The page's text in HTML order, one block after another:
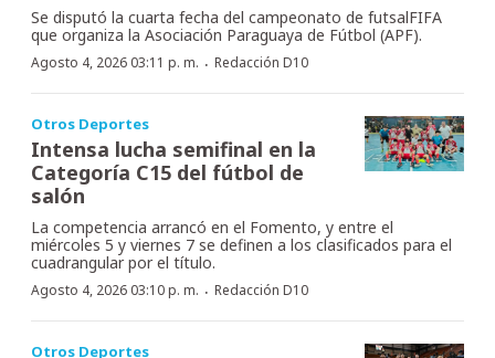
Se disputó la cuarta fecha del campeonato de futsalFIFA
que organiza la Asociación Paraguaya de Fútbol (APF).
Agosto 4, 2026 03:11 p. m. · Redacción D10
Otros Deportes
Intensa lucha semifinal en la
Categoría C15 del fútbol de
salón
La competencia arrancó en el Fomento, y entre el
miércoles 5 y viernes 7 se definen a los clasificados para el
cuadrangular por el título.
Agosto 4, 2026 03:10 p. m. · Redacción D10
Otros Deportes